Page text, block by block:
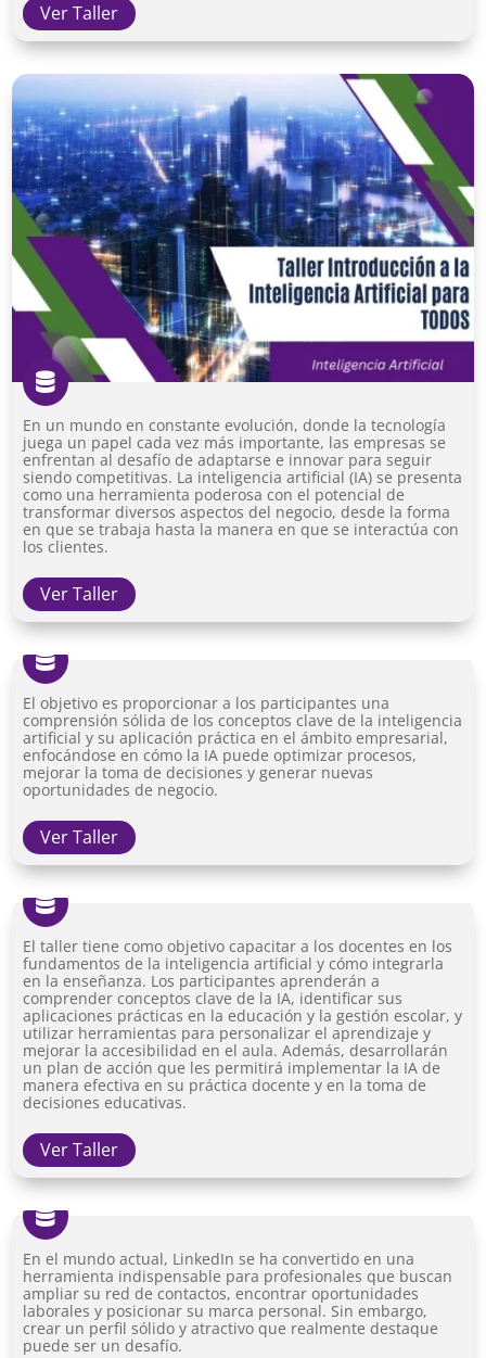
Ver Taller

En un mundo en constante evolución, donde la tecnología
juega un papel cada vez más importante, las empresas se
enfrentan al desafío de adaptarse e innovar para seguir
siendo competitivas. La inteligencia artificial (IA) se presenta
como una herramienta poderosa con el potencial de
transformar diversos aspectos del negocio, desde la forma
en que se trabaja hasta la manera en que se interactúa con
los clientes.
Ver Taller

El objetivo es proporcionar a los participantes una
comprensión sólida de los conceptos clave de la inteligencia
artificial y su aplicación práctica en el ámbito empresarial,
enfocándose en cómo la IA puede optimizar procesos,
mejorar la toma de decisiones y generar nuevas
oportunidades de negocio.
Ver Taller

El taller tiene como objetivo capacitar a los docentes en los
fundamentos de la inteligencia artificial y cómo integrarla
en la enseñanza. Los participantes aprenderán a
comprender conceptos clave de la IA, identificar sus
aplicaciones prácticas en la educación y la gestión escolar, y
utilizar herramientas para personalizar el aprendizaje y
mejorar la accesibilidad en el aula. Además, desarrollarán
un plan de acción que les permitirá implementar la IA de
manera efectiva en su práctica docente y en la toma de
decisiones educativas.
Ver Taller

En el mundo actual, LinkedIn se ha convertido en una
herramienta indispensable para profesionales que buscan
ampliar su red de contactos, encontrar oportunidades
laborales y posicionar su marca personal. Sin embargo,
crear un perfil sólido y atractivo que realmente destaque
puede ser un desafío.